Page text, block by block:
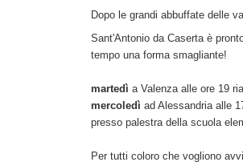
Dopo le grandi abbuffate delle
Sant'Antonio da Caserta è
tempo una forma smagliante!
martedì a Valenza alle ore 19
mercoledì ad Alessandria alle
presso palestra della scuola
Per tutti coloro che vogliono